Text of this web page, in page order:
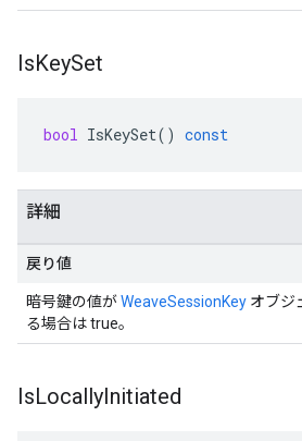
IsKeySet
bool IsKeySet() const
詳細
戻り値
暗号鍵の値がWeaveSessionKey オブジ
る場合は true。
IsLocallyInitiated